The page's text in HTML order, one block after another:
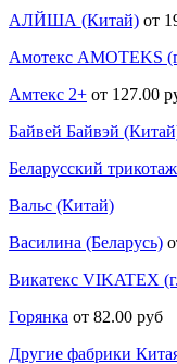
АЛЙША (Китай) от
Амотекс AMOTEKS
Амтекс 2+ от 127.00
Байвей Байвэй
Беларусский трикотаж
Вальс (Китай)
Василина (Беларусь)
Викатекс VIKATEX
Горянка от 82.00 руб
Другие фабрики